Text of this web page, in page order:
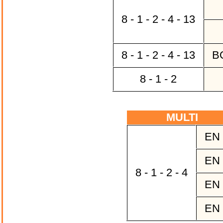
8 - 1 - 2 - 4 - 13
8 - 1 - 2 - 4 - 13
8 - 1 - 2
MULTI
8 - 1 - 2 - 4